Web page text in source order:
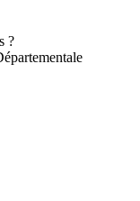
?